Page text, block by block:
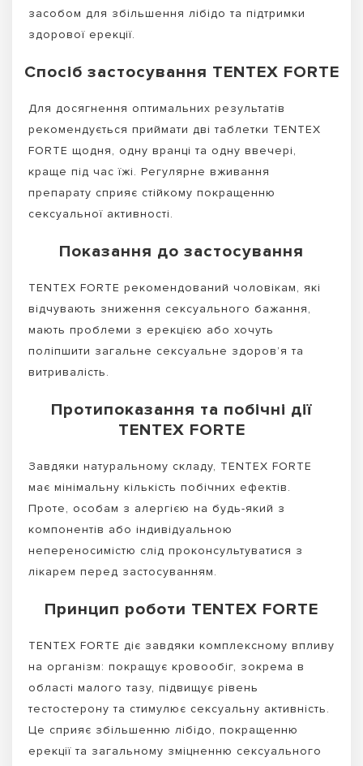
засобом для збільшення лібідо та підтримки
здорової ерекції.
Спосіб застосування TENTEX FORTE
Для досягнення оптимальних результатів
рекомендується приймати дві таблетки TENTEX
FORTE щодня, одну вранці та одну ввечері,
краще під час їжі. Регулярне вживання
препарату сприяє стійкому покращенню
сексуальної активності.
Показання до застосування
TENTEX FORTE рекомендований чоловікам, які
відчувають зниження сексуального бажання,
мають проблеми з ерекцією або хочуть
поліпшити загальне сексуальне здоров’я та
витривалість.
Протипоказання та побічні дії
TENTEX FORTE
Завдяки натуральному складу, TENTEX FORTE
має мінімальну кількість побічних ефектів.
Проте, особам з алергією на будь-який з
компонентів або індивідуальною
непереносимістю слід проконсультуватися з
лікарем перед застосуванням.
Принцип роботи TENTEX FORTE
TENTEX FORTE діє завдяки комплексному впливу
на організм: покращує кровообіг, зокрема в
області малого тазу, підвищує рівень
тестостерону та стимулює сексуальну активність.
Це сприяє збільшенню лібідо, покращенню
ерекції та загальному зміцненню сексуального